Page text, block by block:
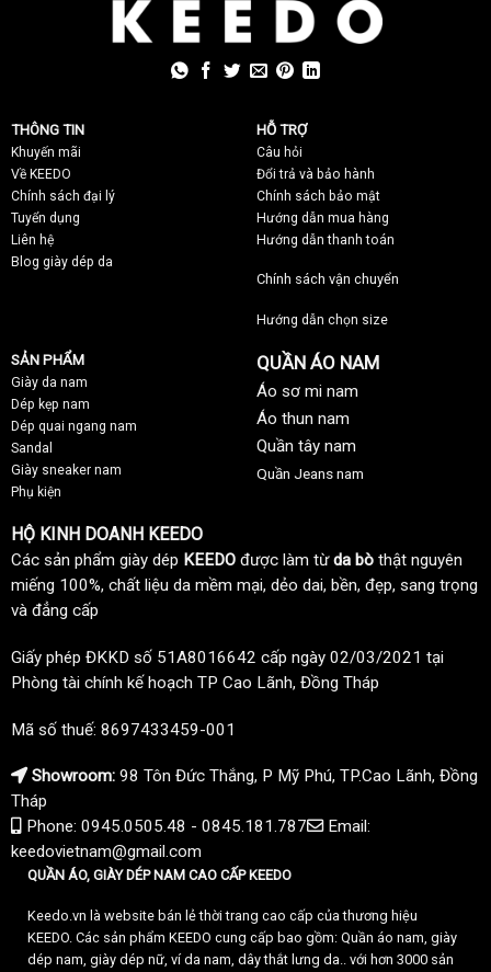
THÔNG TIN
Khuyến mãi
Về KEEDO
Chính sách đại lý
Tuyển dụng
Liên hệ
Blog giày dép da
HỖ TRỢ
Câu hỏi
Đổi trả và bảo hành
Chính sách bảo mật
Hướng dẫn mua hàng
Hướng dẫn thanh toán
Chính sách vận chuyển
Hướng dẫn chọn size
SẢN PHẨM
Giày da nam
Dép kẹp nam
Dép quai ngang nam
Sandal
Giày sneaker nam
Phụ kiện
QUẦN ÁO NAM
Áo sơ mi nam
Áo thun nam
Quần tây nam
Quần Jeans nam
HỘ KINH DOANH KEEDO
Các sản phẩm giày dép KEEDO được làm từda bò thật nguyên
miếng 100%, chất liệu da mềm mại, dẻo dai, bền, đẹp, sang trọng
và đẳng cấp
Giấy phép ĐKKD số 51A8016642 cấp ngày 02/03/2021 tại
Phòng tài chính kế hoạch TP Cao Lãnh, Đồng Tháp
Mã số thuế: 8697433459-001
Showroom: 98 Tôn Đức Thắng, P Mỹ Phú, TP.Cao Lãnh, Đồng
Tháp
Phone: 0945.0505.48 - 0845.181.787
Email:
keedovietnam@gmail.com
QUẦN ÁO, GIÀY DÉP NAM CAO CẤP KEEDO
Keedo.vn là website bán lẻ thời trang cao cấp của thương hiệu
KEEDO. Các sản phẩm KEEDO cung cấp bao gồm: Quần áo nam, giày
dép nam, giày dép nữ, ví da nam, dây thắt lưng da.. với hơn 3000 sản